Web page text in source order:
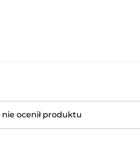
nie ocenił produktu